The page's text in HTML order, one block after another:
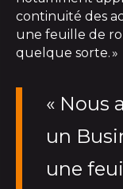
continuité des
une feuille de
quelque sorte. »
« Nous
un
une